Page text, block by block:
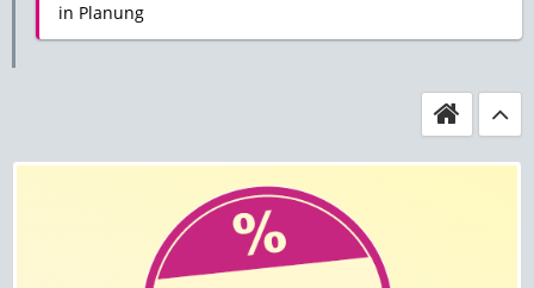
in Planung